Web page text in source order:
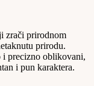
zrači prirodnom
prirodu.
i precizno oblikovani,
i pun karaktera.